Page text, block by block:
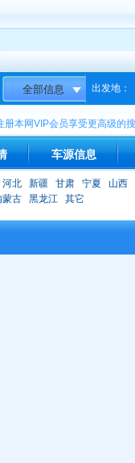
出发地：
册本网VIP会员享受更高级的
车源信息
河北 新疆 甘肃 宁夏
山西
蒙古 黑龙江 其它